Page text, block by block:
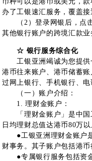
办了工银速汇服务，覆盖
（2）登录网银后，点击
其他银行账户的跨境汇款业
☆ 银行服务综合化
工银亚洲竭诚为您提供
港币往来账户、港币储蓄
过网上银行、手机银行、
（一）账户介绍：
1. 理财金账户：
「理财金账户」是中国
日均理财总值达港币80万
●工银亚洲理财金账户是
财事务。其子账户包括港
●专属银行服务包括资金